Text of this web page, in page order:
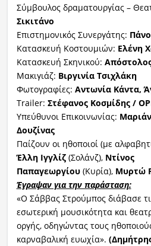
Σύμβουλος δραματουργίας –
Σικιτάνο
Επιστημονικός Συνεργάτης:
Κατασκευή Κοστουμιών: Ελένη
Κατασκευή Σκηνικού:
Μακιγιάζ: Βιργινία Τσιχλάκη
Φωτογραφίες: Αντωνία Κάντα,
Trailer: Στέφανος Κοσμίδης /
Υπεύθυνοι Επικοινωνίας:
Δουζίνας
Παίζουν οι ηθοποιοί (με
Έλλη Ιγγλίζ(Σολάνζ), Ντίνος
Παπαγεωργίου(Κυρία), Μυρτώ
Έγραψαν για την παράσταση:
«Ο Σάββας Στρούμπος διάβασε
εσωτερική μουσικότητα και
οργής, οδηγώντας τους
καρναβαλική ευωχία».